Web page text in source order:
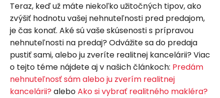
Teraz, keď už máte niekoľko užitočných tipov, ako
zvýšiť hodnotu vašej nehnuteľnosti pred predajom,
je čas konať. Aké sú vaše skúsenosti s prípravou
nehnuteľnosti na predaj? Odvážite sa do predaja
pustiť sami, alebo ju zveríte realitnej kancelárii? Viac
o tejto téme nájdete aj v našich článkoch: Predám
nehnuteľnosť sám alebo ju zverím realitnej
kancelárii? aleboAko si vybrať realitného makléra?